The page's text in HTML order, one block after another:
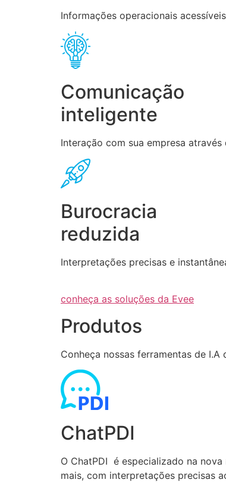
Informações operacionais
Comunicação
inteligente
Interação com sua empresa
Burocracia
reduzida
Interpretações precisas e
conheça as soluções da Evee
Produtos
Conheça nossas ferramentas de
ChatPDI
O ChatPDI é especializado na
mais, com interpretações precisas